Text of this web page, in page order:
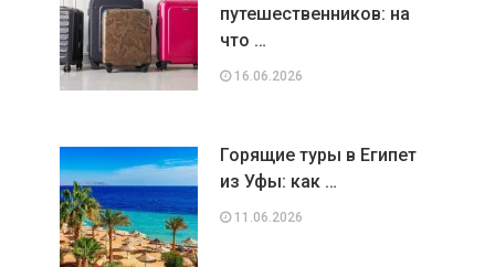
путешественников: на
что …
16.06.2026
Горящие туры в Египет
из Уфы: как …
11.06.2026